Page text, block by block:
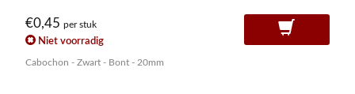
€0,45 per stuk
Niet voorradig
Cabochon - Zwart - Bont - 20mm